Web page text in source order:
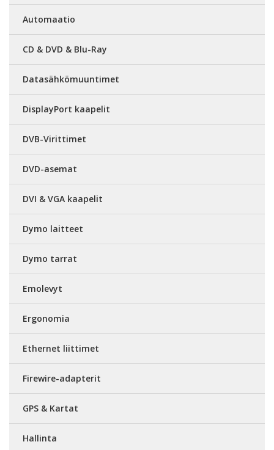
Automaatio
CD & DVD & Blu-Ray
Datasähkömuuntimet
DisplayPort kaapelit
DVB-Virittimet
DVD-asemat
DVI & VGA kaapelit
Dymo laitteet
Dymo tarrat
Emolevyt
Ergonomia
Ethernet liittimet
Firewire-adapterit
GPS & Kartat
Hallinta